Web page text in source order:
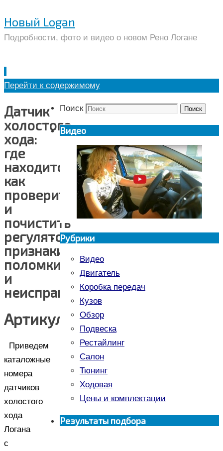
Новый Logan
Подробности, фото и видео о новом Рено Логане
Перейти к содержимому
Датчик
холостого
хода:
где
находится,
как
проверить
и
почистить
регулятор,
признаки
поломки
и
неисправности
Артикулы
Приведем
каталожные
номера
датчиков
холостого
хода
Логана
с
Поиск Поиск
Видео
Рубрики
Видео
Двигатель
Коробка передач
Кузов
Обзор
Подвеска
Рестайлинг
Салон
Тюнинг
Ходовая
Цены и комплектации
Результаты подбора